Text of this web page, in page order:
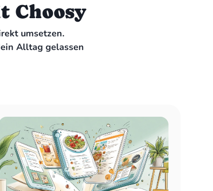
Choosy
umsetzen.
Alltag gelassen